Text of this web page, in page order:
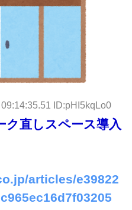
ID:pHI5kqLo0
ク直しスペース導入
articles/e39822